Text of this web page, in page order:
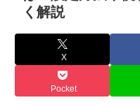
く解説
X
Pocket